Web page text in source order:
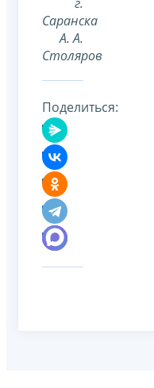
Саранска
А. А.
Столяров
Поделиться: